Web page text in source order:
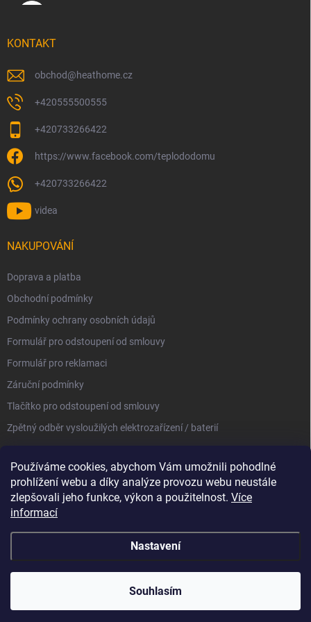
Používáme cookies, abychom Vám umožnili pohodlné
prohlížení webu a díky analýze provozu webu neustále
zlepšovali jeho funkce, výkon a použitelnost. Více
informací
Nastavení
Souhlasím
KONTAKT
obchod@heathome.cz
+420555500555
+420733266422
https://www.facebook.com/teplododomu
+420733266422
videa
NAKUPOVÁNÍ
Doprava a platba
Obchodní podmínky
Podmínky ochrany osobních údajů
Formulář pro odstoupení od smlouvy
Formulář pro reklamaci
Záruční podmínky
Tlačítko pro odstoupení od smlouvy
Zpětný odběr vysloužilých elektrozařízení / baterií
Copyright 2026Heat Home ¦ efektivní vytápění. Všechna práva vyhrazena.
Upravit nastavení cookies